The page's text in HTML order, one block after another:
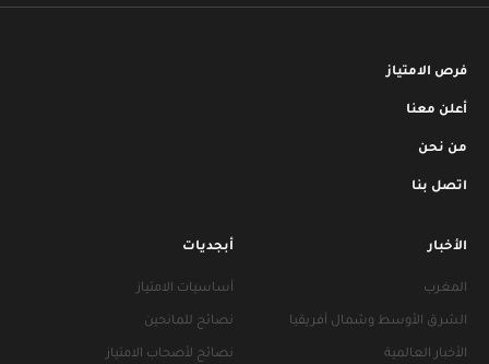
فرص الامتياز
أعلن معنا
من نحن
اتصل بنا
الأخبار
المغرب
الشرق الأوسط وشمال أفريقيا
الأخبار العالمية
أبجديات
أساسيات الامتياز
نصائح للمانحين
نصائح لأصحاب الامتياز